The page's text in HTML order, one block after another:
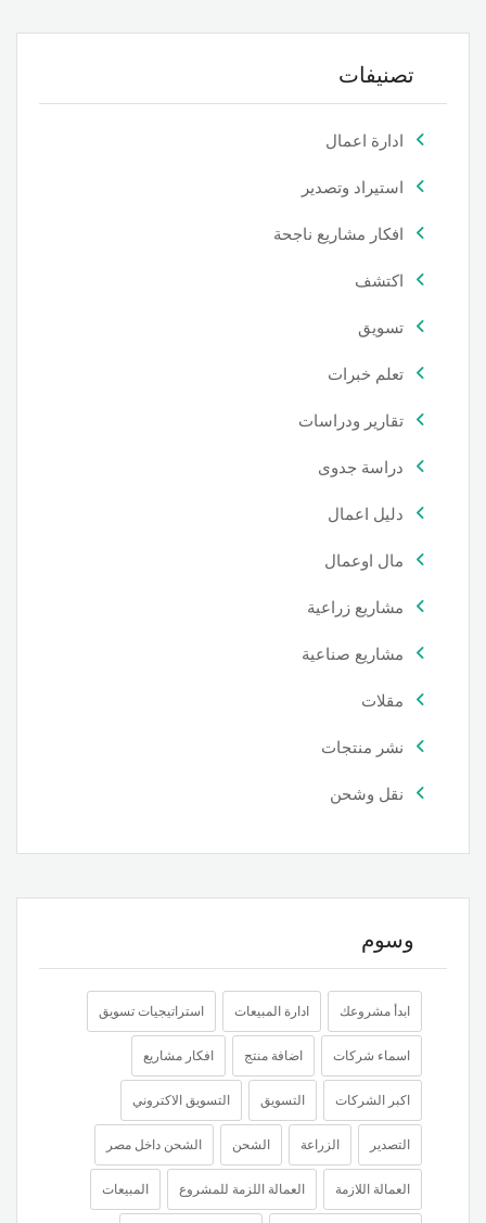
تصنيفات
ادارة اعمال
استيراد وتصدير
افكار مشاريع ناجحة
اكتشف
تسويق
تعلم خبرات
تقارير ودراسات
دراسة جدوى
دليل اعمال
مال اوعمال
مشاريع زراعية
مشاريع صناعية
مقلات
نشر منتجات
نقل وشحن
وسوم
ابدأ مشروعك ادارة المبيعات استراتيجيات تسويق
اسماء شركات اضافة منتج افكار مشاريع
اكبر الشركات التسويق التسويق الاكتروني
التصدير الزراعة الشحن الشحن داخل مصر
العمالة اللازمة العمالة اللزمة للمشروع المبيعات